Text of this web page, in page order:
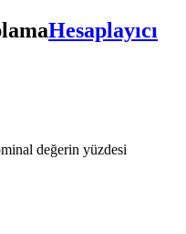
Hesaplayıcı
değerin yüzdesi